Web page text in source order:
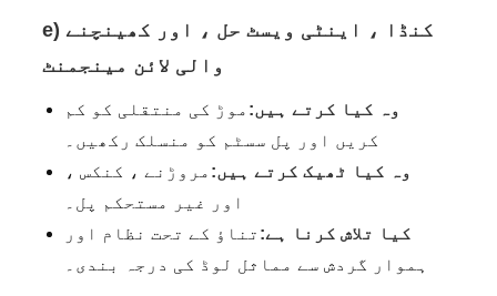
e) کنڈا ، اینٹی ویسٹ حل ، اور کھینچنے
والی لائن مینجمنٹ
وہ کیا کرتے ہیں: موڑ کی منتقلی کو کم
کریں اور پل سسٹم کو منسلک رکھیں۔
وہ کیا ٹھیک کرتے ہیں: مروڑنے ، کنکس ،
اور غیر مستحکم پل۔
کیا تلاش کرنا ہے: تناؤ کے تحت نظام اور
ہموار گردش سے مماثل لوڈ کی درجہ بندی۔